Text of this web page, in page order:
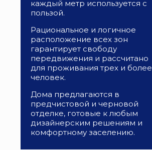
каждый метр используется с
пользой.
Рациональное и логичное
расположение всех зон
гарантирует свободу
передвижения и рассчитано
для проживания трех и более
человек.
Дома предлагаются в
предчистовой и черновой
отделке, готовые к любым
дизайнерским решениям и
комфортному заселению.